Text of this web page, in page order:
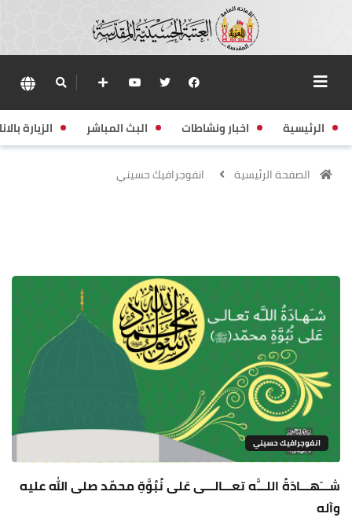
الرئيسية اخبار ونشاطات البث المباشر الزيارة
الصفحة الرئيسية انفوجرافيك حسيني
انفوجرافيك حسيني
شـــَهـــادَةُ اللـــَّه تعـــالـــى عَلى‏ نُبُوَّةِ محمّد صلى الله عليه
وآله‏